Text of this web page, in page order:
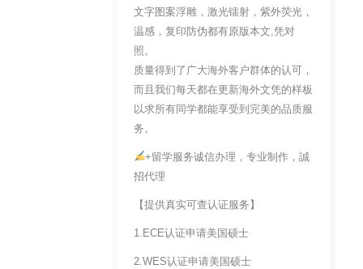
文字图案浮雕，激光镭射，紫外荧光，
温感，复印防伪都有原版本文,凭对
照。
质量得到了广大海外客户群体的认可，
而且我们每天都在更新海外文凭的样板
以求所有同学都能享受到完美的品质服
务。
+留学服务诚信办理，专业制作，誠
招代理
【提供真实可查认证服务】
1.ECE认证申请美国硕士
2.WES认证申请美国硕士